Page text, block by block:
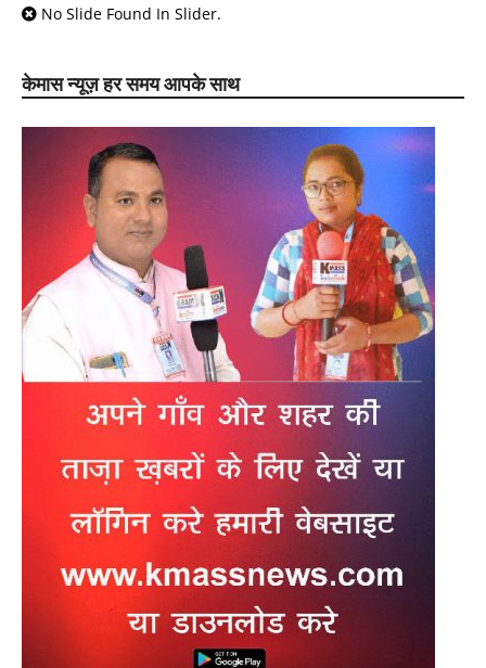
No Slide Found In Slider.
केमास न्यूज़ हर समय आपके साथ